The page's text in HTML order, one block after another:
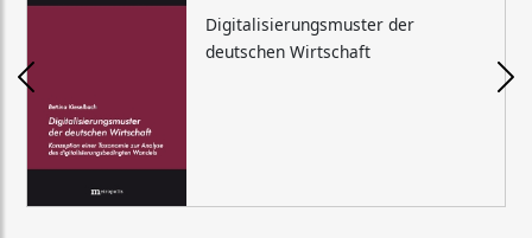
Digitalisierungsmuster der
deutschen Wirtschaft